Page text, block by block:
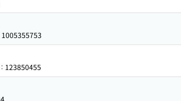
1005355753
123850455